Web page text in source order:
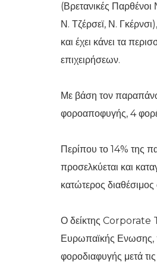
(Βρετανικές
Ν. Τζέρσεϊ, Ν.
και έχει κάνει τα
επιχειρήσεων.
Με βάση τον
φοροαποφυγής, 4
Περίπου το 14% της
προσελκύεται και
κατώτερος
Ο δείκτης Corporate
Ευρωπαϊκής Ενωσης,
φοροδιαφυγής μετά